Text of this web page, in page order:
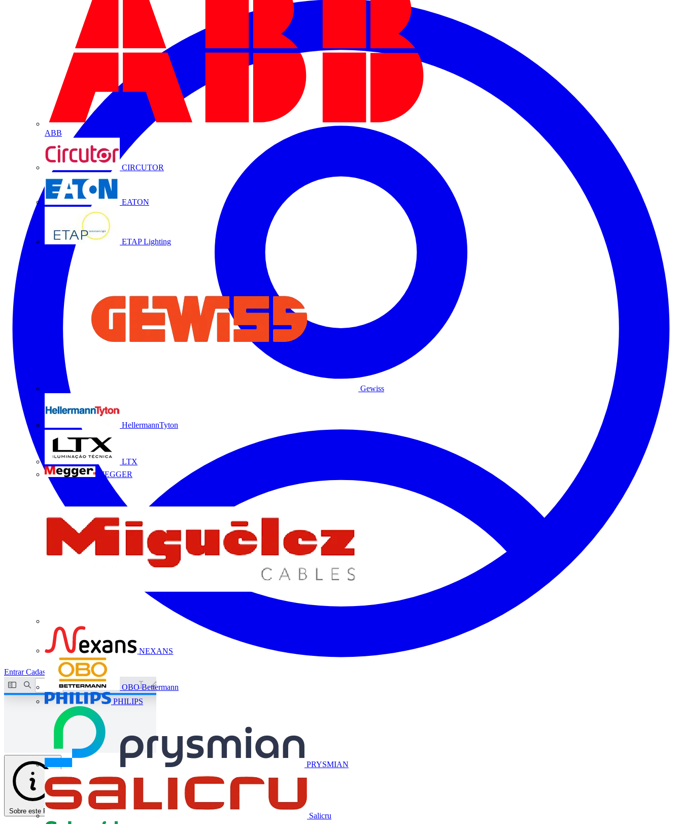
ABB
CIRCUTOR
EATON
ETAP Lighting
Gewiss
HellermannTyton
LTX
MEGGER
NEXANS
OBO Bettermann
PHILIPS
PRYSMIAN
Salicru
EntrarCadastrar
Sobre este PDF